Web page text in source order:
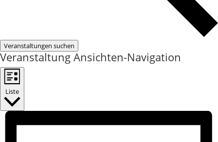
Veranstaltungen suchen
Veranstaltung Ansichten-Navigation
Liste